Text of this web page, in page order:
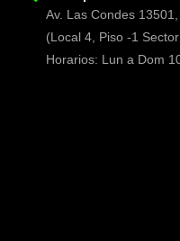
Av. Las Condes
(Local 4, Piso -1
Horarios: Lun a Dom